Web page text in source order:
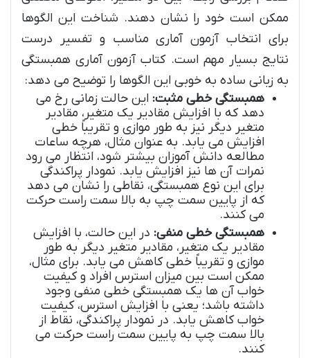
ممکن است خود را نشان دهند. شناخت این الگوها
برای انتخاب آزمون آماری مناسب و تفسیر درست
نتایج بسیار مهم است. کتاب آزمون آماری همبستگی
به زبانی ساده به خوبی این الگوها را توضیح می دهد:
همبستگی خطی مثبت: این حالت زمانی رخ می
دهد که با افزایش مقادیر یک متغیر، مقادیر
متغیر دیگر نیز به طور موازی و تقریباً خطی
افزایش می یابد. به عنوان مثال، هرچه ساعات
مطالعه دانش آموزان بیشتر شود، انتظار می رود
نمرات آن ها نیز افزایش یابد. نمودار پراکندگی
برای این نوع همبستگی، نقاطی را نشان می دهد
که از پایین سمت چپ به بالا سمت راست حرکت
می کنند.
همبستگی خطی منفی: در این حالت، با افزایش
مقادیر یک متغیر، مقادیر متغیر دیگر به طور
موازی و تقریباً خطی کاهش می یابد. برای مثال،
ممکن است بین میزان استرس افراد و کیفیت
خواب آن ها یک همبستگی خطی منفی وجود
داشته باشد؛ یعنی با افزایش استرس، کیفیت
خواب کاهش یابد. در نمودار پراکندگی، نقاط از
بالا سمت چپ به پایین سمت راست حرکت می
کنند.